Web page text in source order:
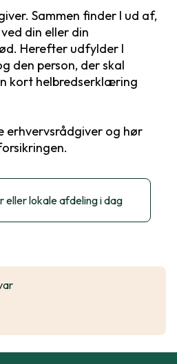
Sammen finder I ud af,
din eller din
Herefter udfylder I
den person, der skal
kort helbredserklæring
erhvervsrådgiver og hør
eller lokale afdeling i dag